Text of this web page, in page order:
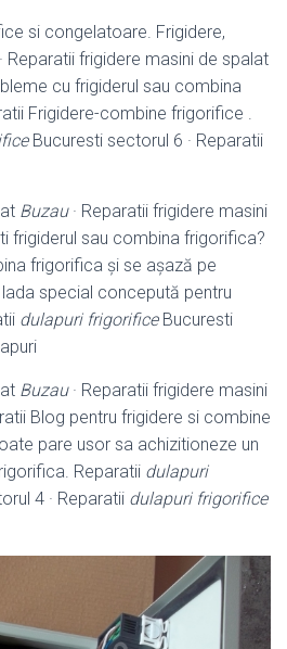
si congelatoare. Frigidere,
Reparatii frigidere masini de spalat
cu frigiderul sau combina
Frigidere-combine frigorifice .
Bucuresti sectorul 6 · Reparatii
Buzau· Reparatii frigidere masini
frigiderul sau combina frigorifica?
frigorifica și se așază pe
special concepută pentru
dulapuri frigorificeBucuresti
Buzau· Reparatii frigidere masini
Blog pentru frigidere si combine
pare usor sa achizitioneze un
Reparatii dulapuri
4 · Reparatii dulapuri frigorifice